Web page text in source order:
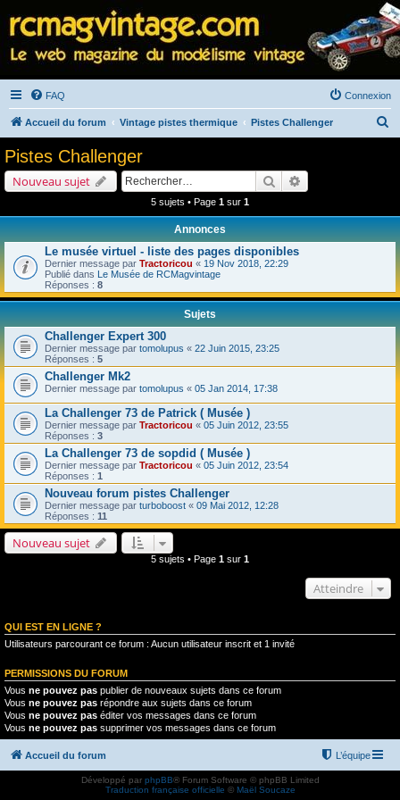
FAQ Connexion
Accueil du forum Vintage pistes thermique Pistes Challenger
e
Pistes Challenger
Nouveau sujet Rechercher
5 sujets • Page 1 sur 1
Annonces
Le musée virtuel - liste des pages disponibles
Dernier message par Tractoricou « 19 Nov 2018, 22:29
Publié dans Le Musée de RCMagvintage
Réponses : 8
Sujets
Challenger Expert 300
Dernier message par tomolupus « 22 Juin 2015, 23:25
Réponses : 5
Challenger Mk2
Dernier message par tomolupus « 05 Jan 2014, 17:38
La Challenger 73 de Patrick ( Musée )
Dernier message par Tractoricou « 05 Juin 2012, 23:55
Réponses : 3
La Challenger 73 de sopdid ( Musée )
Dernier message par Tractoricou « 05 Juin 2012, 23:54
Réponses : 1
Nouveau forum pistes Challenger
Dernier message par turboboost « 09 Mai 2012, 12:28
Réponses : 11
Nouveau sujet
5 sujets • Page 1 sur 1
Atteindre
QUI EST EN LIGNE ?
Utilisateurs parcourant ce forum : Aucun utilisateur inscrit et 1 invité
PERMISSIONS DU FORUM
Vous ne pouvez pas publier de nouveaux sujets dans ce forum
Vous ne pouvez pas répondre aux sujets dans ce forum
Vous ne pouvez pas éditer vos messages dans ce forum
Vous ne pouvez pas supprimer vos messages dans ce forum
Accueil du forum L’équipe
Développé par phpBB® Forum Software © phpBB Limited
Traduction française officielle © Maël Soucaze